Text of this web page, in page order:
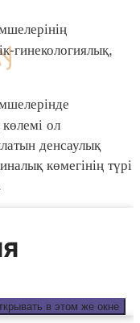
гинекологиялық,
ол
денсаулық
көмегінің түрі
в этом же окне